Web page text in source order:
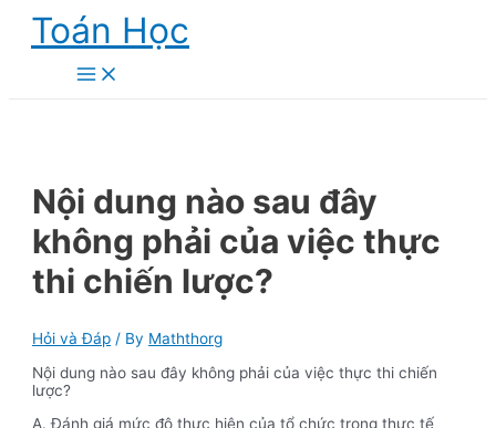
Skip
content
Toán Học
Main
Menu
Nội dung nào sau đây
không phải của việc thực
thi chiến lược?
Hỏi và Đáp / By Maththorg
Nội dung nào sau đây không phải của việc thực thi chiến
lược?
A. Đánh giá mức độ thực hiện của tổ chức trong thực tế